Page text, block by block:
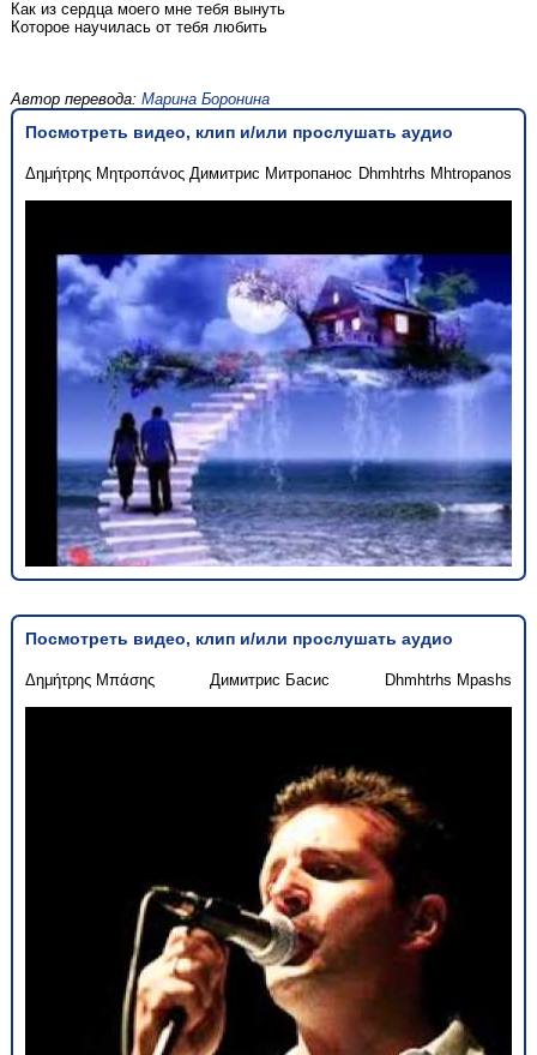
Как из сердца моего мне тебя вынуть
Которое научилась от тебя любить
Автор перевода: Марина Боронина
Посмотреть видео, клип и/или прослушать аудио
Δημήτρης Μητροπάνος Димитрис Митропанос Dhmhtrhs Mhtropanos
Посмотреть видео, клип и/или прослушать аудио
Δημήτρης Μπάσης Димитрис Басис Dhmhtrhs Mpashs